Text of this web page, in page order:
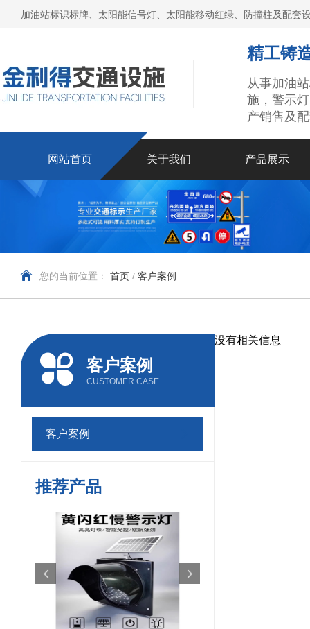
加油站标识标牌、太阳能信号灯、太阳能移动红绿、防撞柱及配
精工铸
从事加油
施，警示
产销售及
网站首页 关于我们 产品展示
您的当前位置： 首页 / 客户案例
客户案例
CUSTOMER CASE
客户案例
推荐产品
没有相关信息